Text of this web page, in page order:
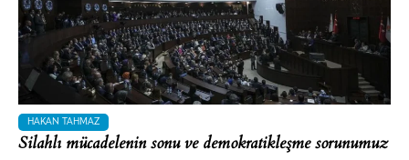
HAKAN TAHMAZ
Silahlı mücadelenin sonu ve demokratikleşme sorunumuz